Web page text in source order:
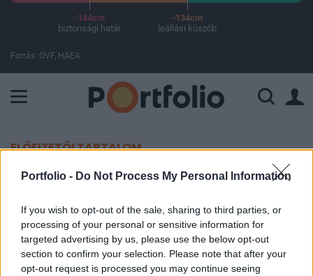
Portfolio - Do Not Process My Personal Information
If you wish to opt-out of the sale, sharing to third parties, or
processing of your personal or sensitive information for
targeted advertising by us, please use the below opt-out
section to confirm your selection. Please note that after your
opt-out request is processed you may continue seeing
-144cm
biztonsági határ
-134cm
leállási küszöb
Forrás: OVF, HAEA
ELŐFIZETŐI TARTALOM
Megjött a döntés: így változna
holnap a benzin ára
Portfolio
2026. május 04. 17:31